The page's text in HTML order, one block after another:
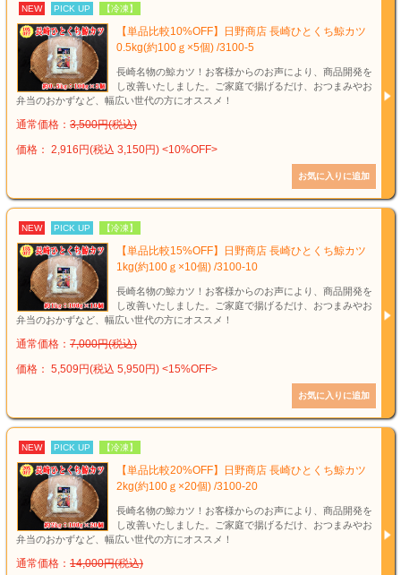
NEW PICK UP 【冷凍】
【単品比較10%OFF】日野商店 長崎ひとくち鯨カツ
0.5kg(約100ｇ×5個) /3100-5
長崎名物の鯨カツ！お客様からのお声により、商品開発を
し改善いたしました。ご家庭で揚げるだけ、おつまみやお
弁当のおかずなど、幅広い世代の方にオススメ！
通常価格： 3,500円(税込)
価格： 2,916円(税込 3,150円) <10%OFF>
NEW PICK UP 【冷凍】
【単品比較15%OFF】日野商店 長崎ひとくち鯨カツ
1kg(約100ｇ×10個) /3100-10
長崎名物の鯨カツ！お客様からのお声により、商品開発を
し改善いたしました。ご家庭で揚げるだけ、おつまみやお
弁当のおかずなど、幅広い世代の方にオススメ！
通常価格： 7,000円(税込)
価格： 5,509円(税込 5,950円) <15%OFF>
NEW PICK UP 【冷凍】
【単品比較20%OFF】日野商店 長崎ひとくち鯨カツ
2kg(約100ｇ×20個) /3100-20
長崎名物の鯨カツ！お客様からのお声により、商品開発を
し改善いたしました。ご家庭で揚げるだけ、おつまみやお
弁当のおかずなど、幅広い世代の方にオススメ！
通常価格： 14,000円(税込)